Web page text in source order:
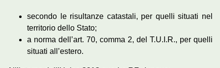
secondo le risultanze catastali, per quelli situati nel
territorio dello Stato;
a norma dell’art. 70, comma 2, del T.U.I.R., per quelli
situati all’estero.